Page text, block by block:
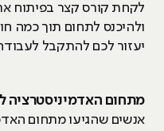
לקחת קורס קצר בפיתוח
ולהיכנס לתחום תוך כמה
יעזור לכם להתקבל
מתחום האדמיניסטרציה
אנשים שהגיעו מתחום